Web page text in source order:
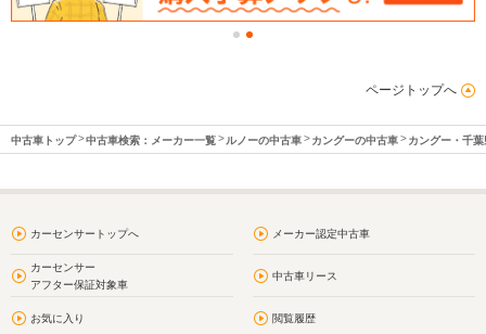
ページトップへ
中古車トップ 中古車検索：メーカー一覧 ルノーの中古車 カングーの中古車 カングー・千
カーセンサートップへ メーカー認定中古車
カーセンサー
アフター保証対象車
中古車リース
お気に入り 閲覧履歴